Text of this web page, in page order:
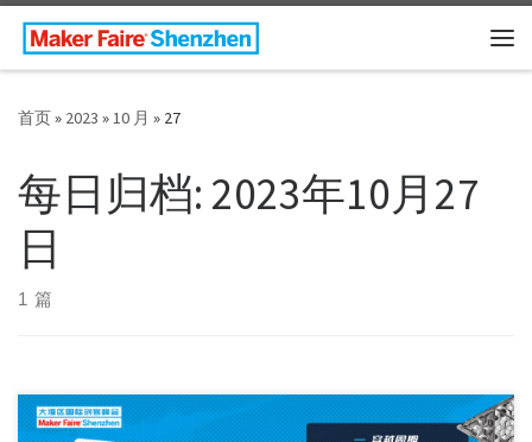
Skip to content
首页» 2023 »10 月 » 27
每日归档: 2023年10月27
日
1 篇